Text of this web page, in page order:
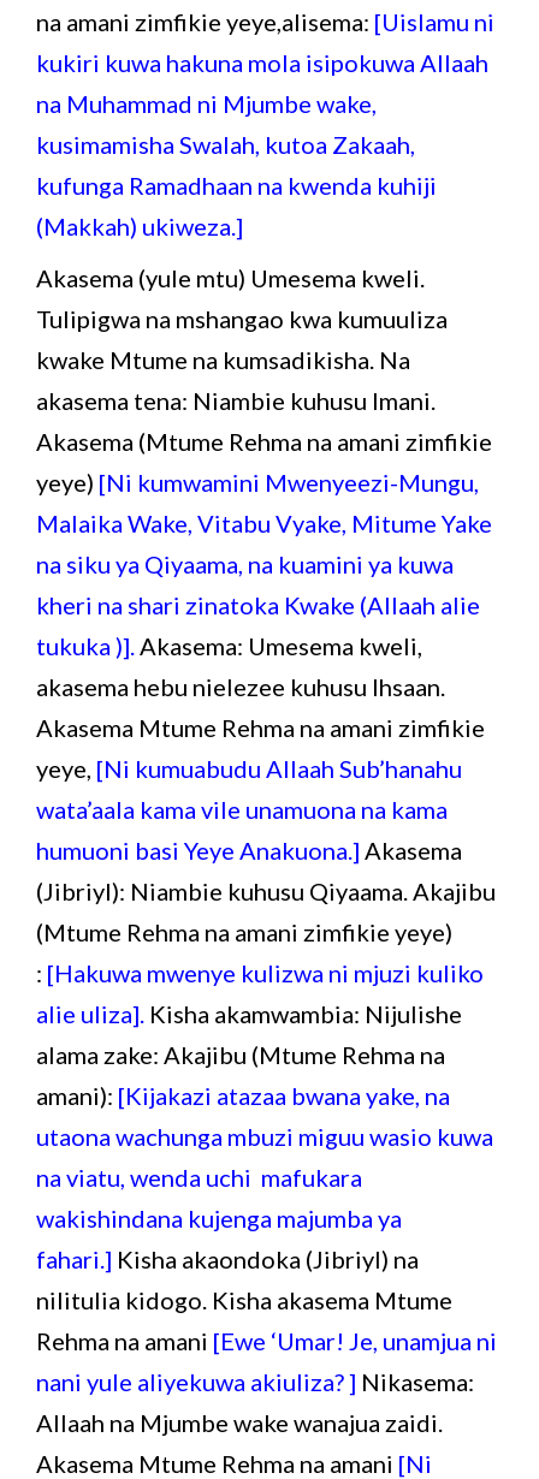
na amani zimfikie yeye,alisema: [Uislamu ni
kukiri kuwa hakuna mola isipokuwa Allaah
na Muhammad ni Mjumbe wake,
kusimamisha Swalah, kutoa Zakaah,
kufunga Ramadhaan na kwenda kuhiji
(Makkah) ukiweza.]
Akasema (yule mtu) Umesema kweli.
Tulipigwa na mshangao kwa kumuuliza
kwake Mtume na kumsadikisha. Na
akasema tena: Niambie kuhusu Imani.
Akasema (Mtume Rehma na amani zimfikie
yeye) [Ni kumwamini Mwenyeezi-Mungu,
Malaika Wake, Vitabu Vyake, Mitume Yake
na siku ya Qiyaama, na kuamini ya kuwa
kheri na shari zinatoka Kwake (Allaah alie
tukuka )]. Akasema: Umesema kweli,
akasema hebu nielezee kuhusu Ihsaan.
Akasema Mtume Rehma na amani zimfikie
yeye, [Ni kumuabudu Allaah Sub’hanahu
wata’aala kama vile unamuona na kama
humuoni basi Yeye Anakuona.] Akasema
(Jibriyl): Niambie kuhusu Qiyaama. Akajibu
(Mtume Rehma na amani zimfikie yeye)
: [Hakuwa mwenye kulizwa ni mjuzi kuliko
alie uliza]. Kisha akamwambia: Nijulishe
alama zake: Akajibu (Mtume Rehma na
amani): [Kijakazi atazaa bwana yake, na
utaona wachunga mbuzi miguu wasio kuwa
na viatu, wenda uchi mafukara
wakishindana kujenga majumba ya
fahari.] Kisha akaondoka (Jibriyl) na
nilitulia kidogo. Kisha akasema Mtume
Rehma na amani [Ewe ‘Umar! Je, unamjua ni
nani yule aliyekuwa akiuliza? ] Nikasema:
Allaah na Mjumbe wake wanajua zaidi.
Akasema Mtume Rehma na amani [Ni